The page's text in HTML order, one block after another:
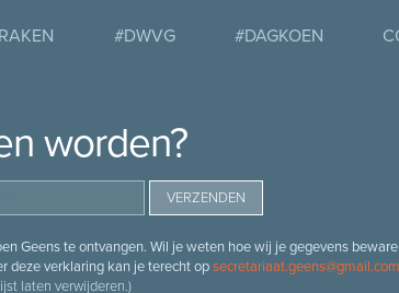
#DWVG #DAGKOEN
worden?
Geens te ontvangen. Wil je weten hoe wij je gegevens
deze verklaring kan je terecht opsecretariaat.geens@gmail.com
laten verwijderen.)